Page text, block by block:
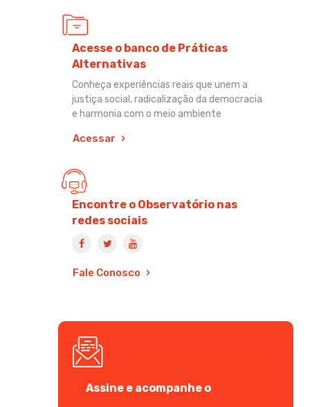
Acesse o banco de Práticas
Alternativas
Conheça experiências reais que unem a
justiça social, radicalização da democracia
e harmonia com o meio ambiente
Acessar
Encontre o Observatório nas
redes sociais
Fale Conosco
Assine e acompanhe o